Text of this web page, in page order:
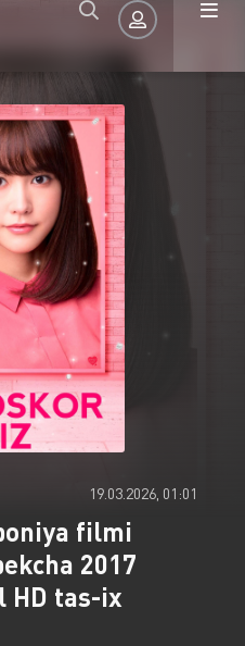
19.03.2026, 01:01
filmi
2017
HD tas-ix